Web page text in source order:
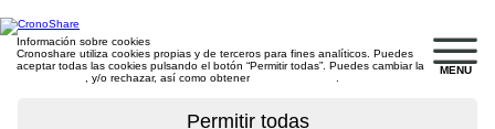
MENU
Información sobre cookies
Cronoshare utiliza cookies propias y de terceros para fines analíticos. Puedes
aceptar todas las cookies pulsando el botón “Permitir todas”. Puedes cambiar la
, y/o rechazar, así como obtener